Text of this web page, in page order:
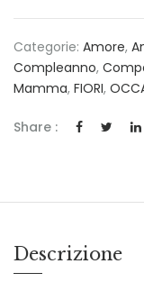
Categorie: Amore,
Compleanno,
Mamma, FIORI,
Share :
Descrizione